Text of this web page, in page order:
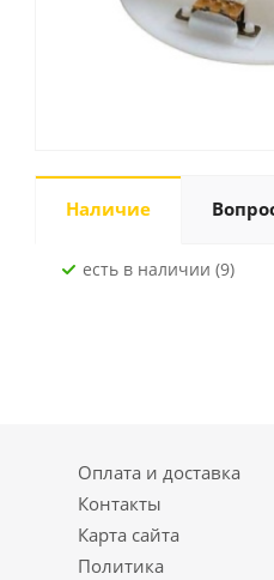
Наличие
Есть в наличии (9)
Оплата и доставка
Контакты
Карта сайта
Политика